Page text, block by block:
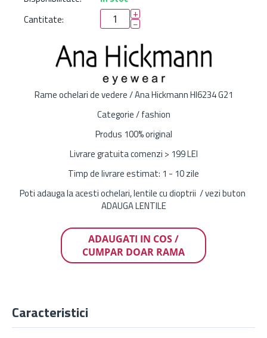
Cantitate:
+
−
Rame ochelari de vedere / Ana Hickmann HI6234 G21
Categorie / fashion
Produs 100% original
Livrare gratuita comenzi > 199 LEI
Timp de livrare estimat: 1 - 10 zile
Poti adauga la acesti ochelari, lentile cu dioptrii / vezi buton
ADAUGA LENTILE
ADAUGATI IN COS /
CUMPAR DOAR RAMA
Caracteristici